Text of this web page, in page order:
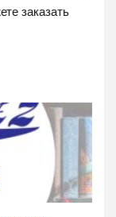
заказать